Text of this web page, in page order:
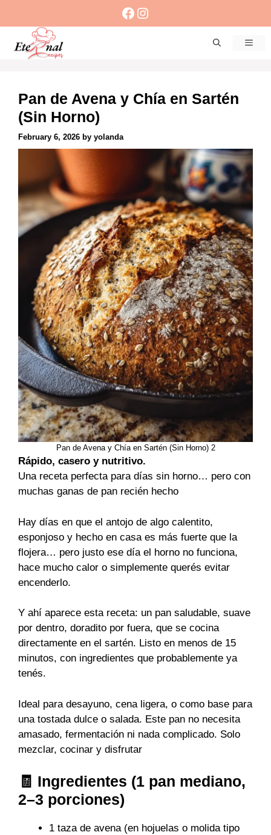
content
Facebook
Instagram
Pan de Avena y Chía en Sartén
(Sin Horno)
February 6, 2026 by yolanda
Pan de Avena y Chía en Sartén (Sin Horno) 2
Rápido, casero y nutritivo.
Una receta perfecta para días sin horno… pero con
muchas ganas de pan recién hecho
Hay días en que el antojo de algo calentito,
esponjoso y hecho en casa es más fuerte que la
flojera… pero justo ese día el horno no funciona,
hace mucho calor o simplemente querés evitar
encenderlo.
Y ahí aparece esta receta: un pan saludable, suave
por dentro, doradito por fuera, que se cocina
directamente en el sartén. Listo en menos de 15
minutos, con ingredientes que probablemente ya
tenés.
Ideal para desayuno, cena ligera, o como base para
una tostada dulce o salada. Este pan no necesita
amasado, fermentación ni nada complicado. Solo
mezclar, cocinar y disfrutar
🧾 Ingredientes (1 pan mediano,
2–3 porciones)
1 taza de avena (en hojuelas o molida tipo